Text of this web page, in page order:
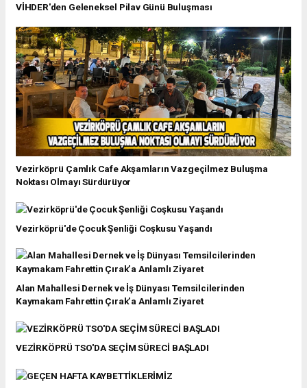
VİHDER'den Geleneksel Pilav Günü Buluşması
Vezirköprü Çamlık Cafe Akşamların Vazgeçilmez Buluşma
Noktası Olmayı Sürdürüyor
Vezirköprü'de Çocuk Şenliği Coşkusu Yaşandı
Alan Mahallesi Dernek ve İş Dünyası Temsilcilerinden
Kaymakam Fahrettin Çırak’a Anlamlı Ziyaret
VEZİRKÖPRÜ TSO'DA SEÇİM SÜRECİ BAŞLADI